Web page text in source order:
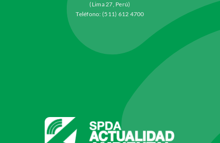
(Lima 27, Perú)
Teléfono: (511) 612 4700